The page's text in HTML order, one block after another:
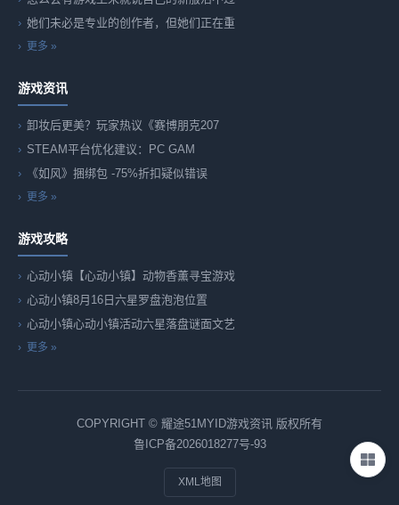
她们未必是专业的创作者，但她们正在重
更多 »
游戏资讯
卸妆后更美？玩家热议《赛博朋克207
STEAM平台优化建议：PC GAM
《如风》捆绑包 -75%折扣疑似错误
更多 »
游戏攻略
心动小镇【心动小镇】动物香薰寻宝游戏
心动小镇8月16日六星罗盘泡泡位置
心动小镇心动小镇活动六星落盘谜面文艺
更多 »
COPYRIGHT © 耀途51MYID游戏资讯 版权所有
鲁ICP备2026018277号-93
XML地图